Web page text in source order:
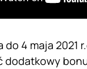
do 4 maja
dodatkowy